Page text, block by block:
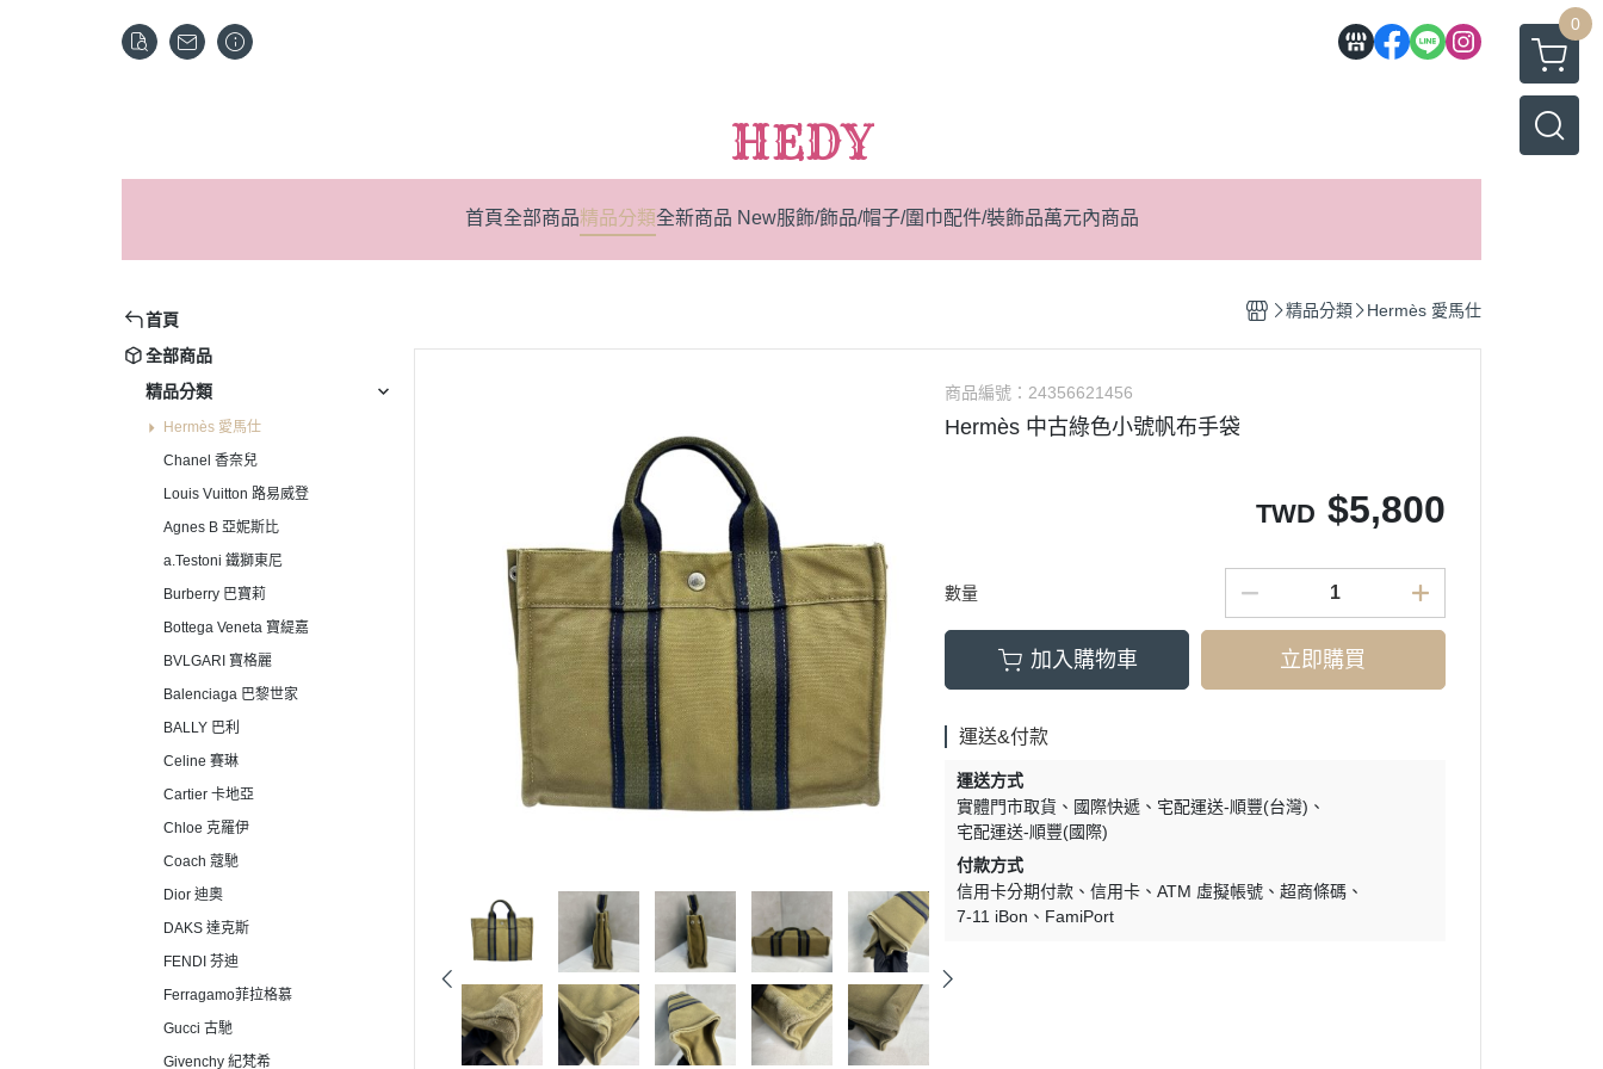
0
HEDY
首頁全部商品精品分類全新商品 New服飾/飾品/帽子/圍巾配件/裝飾品萬元內商品
首頁
全部商品
精品分類
Hermès 愛馬仕
Chanel 香奈兒
Louis Vuitton 路易威登
Agnes B 亞妮斯比
a.Testoni 鐵獅東尼
Burberry 巴寶莉
Bottega Veneta 寶緹嘉
BVLGARI 寶格麗
Balenciaga 巴黎世家
BALLY 巴利
Celine 賽琳
Cartier 卡地亞
Chloe 克羅伊
Coach 蔻馳
Dior 迪奧
DAKS 達克斯
FENDI 芬迪
Ferragamo菲拉格慕
Gucci 古馳
Givenchy 紀梵希
精品分類 Hermès 愛馬仕
商品編號： 24356621456
Hermès 中古綠色小號帆布手袋
TWD $5,800
數量
加入購物車 立即購買
運送&付款
運送方式
實體門市取貨
國際快遞
宅配運送-順豐(台灣)
宅配運送-順豐(國際)
付款方式
信用卡分期付款
信用卡 ATM 虛擬帳號
超商條碼
7-11 iBon
FamiPort